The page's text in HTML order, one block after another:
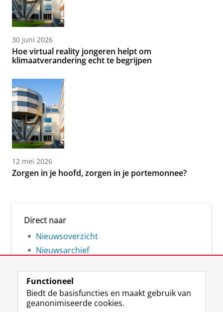
30 juni 2026
Hoe virtual reality jongeren helpt om
klimaatverandering echt te begrijpen
12 mei 2026
Zorgen in je hoofd, zorgen in je portemonnee?
Direct naar
Nieuwsoverzicht
Nieuwsarchief
Functioneel
Biedt de basisfuncties en maakt gebruik van
geanonimiseerde cookies.